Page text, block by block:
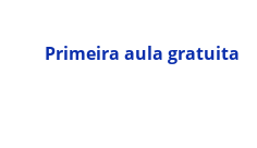
Primeira aula gratuita